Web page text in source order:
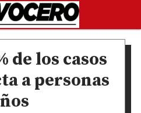
de los casos
a personas